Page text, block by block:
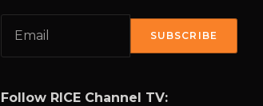
SUBSCRIBE
Follow RICE Channel TV: